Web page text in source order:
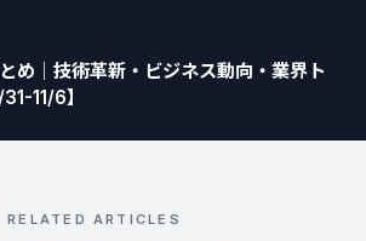
め｜技術革新・ビジネス動向・業界ト
11/6】
RELATED ARTICLES